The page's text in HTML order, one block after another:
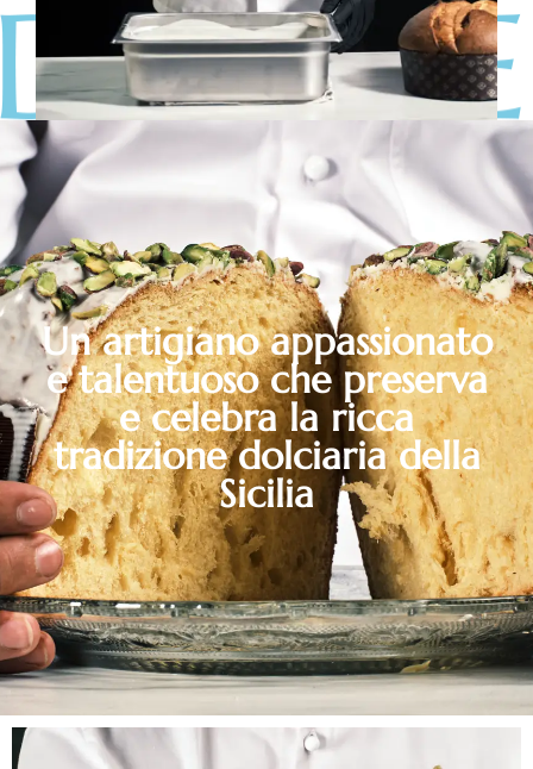
Un artigiano appassionato
e talentuoso che preserva
e celebra la ricca
tradizione dolciaria della
Sicilia